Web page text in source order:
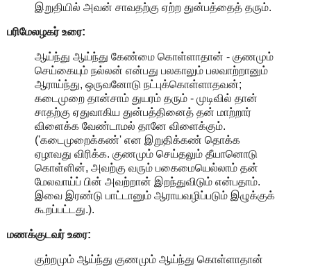
இறுதியில் அவன் சாவதற்கு ஏற்ற துன்பத்தைத் தரும்.
பரிமேலழகர் உரை:
ஆய்ந்து ஆய்ந்து கேண்மை கொள்ளாதான் - குணமும்
செய்கையும் நல்லன் என்பது பலகாலும் பலவாற்றானும்
ஆராய்ந்து, ஒருவனோடு நட்புக்கொள்ளாதவன்;
கடைமுறை தான்சாம் துயரம் தரும் - முடிவில் தான்
சாதற்கு ஏதுவாகிய துன்பத்தினைத் தன் மாற்றார்
விளைக்க வேண்டாமல் தானே விளைக்கும்.
('கடைமுறைக்கண்' என இறுதிக்கண் தொக்க
ஏழாவது விரிக்க. குணமும் செய்தலும் தீயானொடு
கொள்ளின், அவற்கு வரும் பகைமையெல்லாம் தன்
மேலவாய்ப் பின் அவற்றான் இறந்துவிடும் என்பதாம்.
இவை இரண்டு பாட்டானும் ஆராயவழிப்படும் இழுக்குக்
கூறப்பட்டது.).
மணக்குடவர் உரை:
குற்றமும் ஆய்ந்து குணமும் ஆய்ந்து கொள்ளாதான்